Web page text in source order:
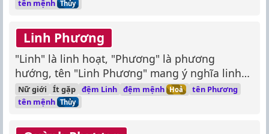
tên mệnh Thủy
Linh Phương
"Linh" là linh hoạt, "Phương" là phương
hướng, tên "Linh Phương" mang ý nghĩa linh
hoạt, hướng đến mục tiêu.
Nữ giới Ít gặp đệm Linh đệm mệnh Hoả
tên Phương
tên mệnh Thủy